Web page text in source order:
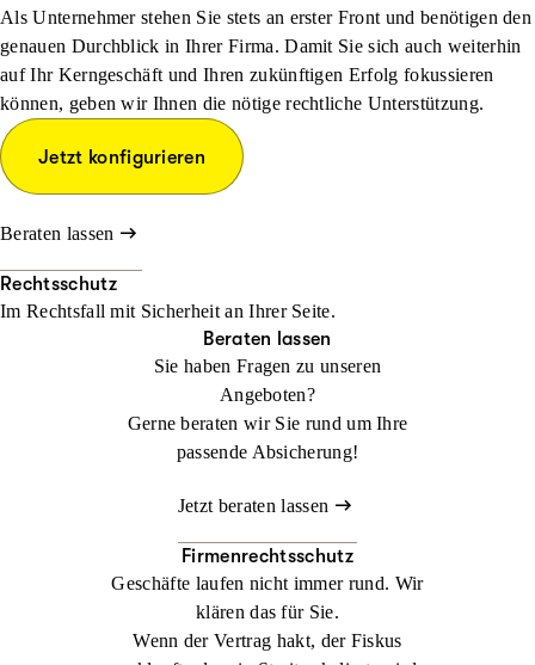
Als Unternehmer stehen Sie stets an erster Front und benötigen den
genauen Durchblick in Ihrer Firma. Damit Sie sich auch weiterhin
auf Ihr Kerngeschäft und Ihren zukünftigen Erfolg fokussieren
können, geben wir Ihnen die nötige rechtliche Unterstützung.
Jetzt konfigurieren
Beraten lassen
Rechtsschutz
Im Rechtsfall mit Sicher­heit an Ihrer Seite.
Beraten lassen
Sie haben Fragen zu unseren
Angeboten?
Gerne beraten wir Sie rund um Ihre
passende Absicherung!
Jetzt beraten lassen
Firmenrechtsschutz
Geschäfte laufen nicht immer rund. Wir
klären das für Sie.
Wenn der Vertrag hakt, der Fiskus